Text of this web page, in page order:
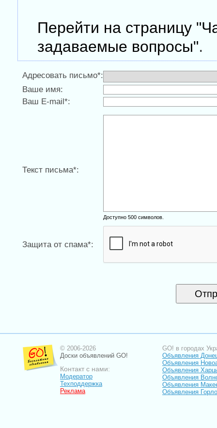
Перейти на страницу
задаваемые вопросы".
Адресовать письмо*:
Ваше имя:
Ваш E-mail*:
Текст письма*:
Доступно 500 символов.
Защита от спама*:
© 2006-2026
Доски объявлений GO!
Контакт с нами:
Модератор
Техподдержка
Реклама
GO! в городах
Объявления
Объявления
Объявления
Объявления
Объявления
Объявления